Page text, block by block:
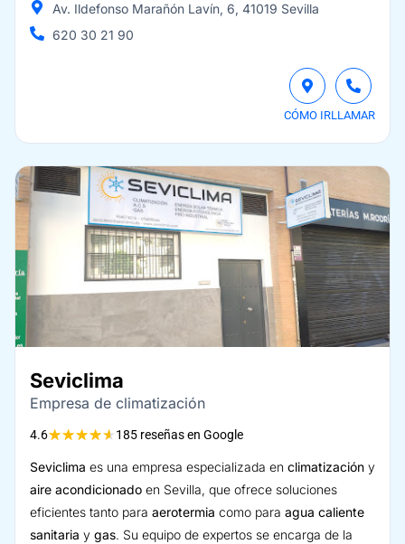
Av. Ildefonso Marañón Lavín, 6, 41019 Sevilla
620 30 21 90
CÓMO IRLLAMAR
Seviclima
Empresa de climatización
4.6★★★★★ 185 reseñas en Google
Seviclima es una empresa especializada en climatización y
aire acondicionado en Sevilla, que ofrece soluciones
eficientes tanto para aerotermia como para agua caliente
sanitaria y gas. Su equipo de expertos se encarga de la